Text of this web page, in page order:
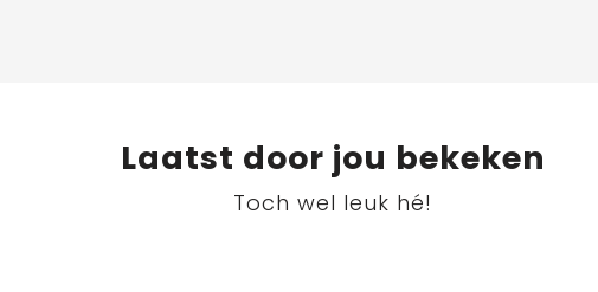
Laatst door jou bekeken
Toch wel leuk hé!